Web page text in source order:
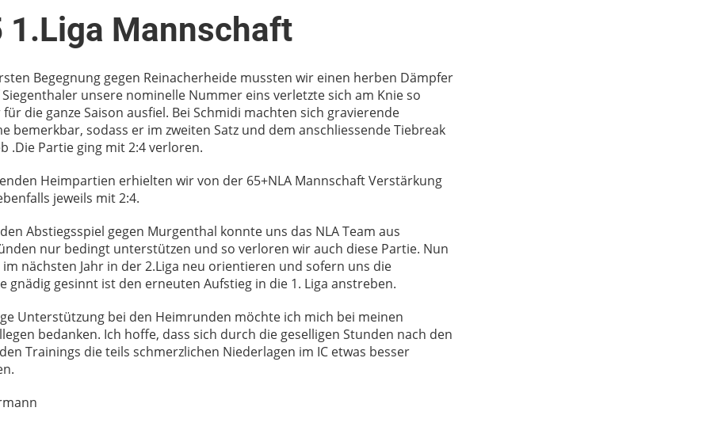
1.Liga Mannschaft
Begegnung gegen Reinacherheide mussten wir einen herben Dämpfer
unsere nominelle Nummer eins verletzte sich am Knie so
die ganze Saison ausfiel. Bei Schmidi machten sich gravierende
bemerkbar, sodass er im zweiten Satz und dem anschliessende Tiebreak
.Die Partie ging mit 2:4 verloren.
Heimpartien erhielten wir von der 65+NLA Mannschaft Verstärkung
jeweils mit 2:4.
Abstiegsspiel gegen Murgenthal konnte uns das NLA Team aus
nur bedingt unterstützen und so verloren wir auch diese Partie. Nun
nächsten Jahr in der 2.Liga neu orientieren und sofern uns die
gnädig gesinnt ist den erneuten Aufstieg in die 1. Liga anstreben.
Unterstützung bei den Heimrunden möchte ich mich bei meinen
bedanken. Ich hoffe, dass sich durch die geselligen Stunden nach den
Trainings die teils schmerzlichen Niederlagen im IC etwas besser